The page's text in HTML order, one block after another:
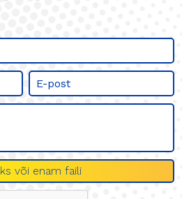
või enam faili